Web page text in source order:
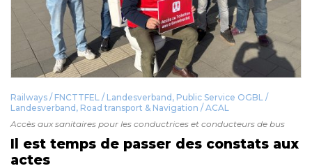
Railways / FNCTTFEL / Landesverband , Public Service OGBL /
Landesverband , Road transport & Navigation / ACAL
Accès aux sanitaires pour les conductrices et conducteurs de bus
Il est temps de passer des constats aux
actes